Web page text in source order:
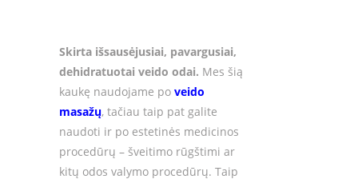
Skirta išsausėjusiai, pavargusiai,
dehidratuotai veido odai. Mes šią
kaukę naudojame po veido
masažų, tačiau taip pat galite
naudoti ir po estetinės medicinos
procedūrų – šveitimo rūgštimi ar
kitų odos valymo procedūrų. Taip